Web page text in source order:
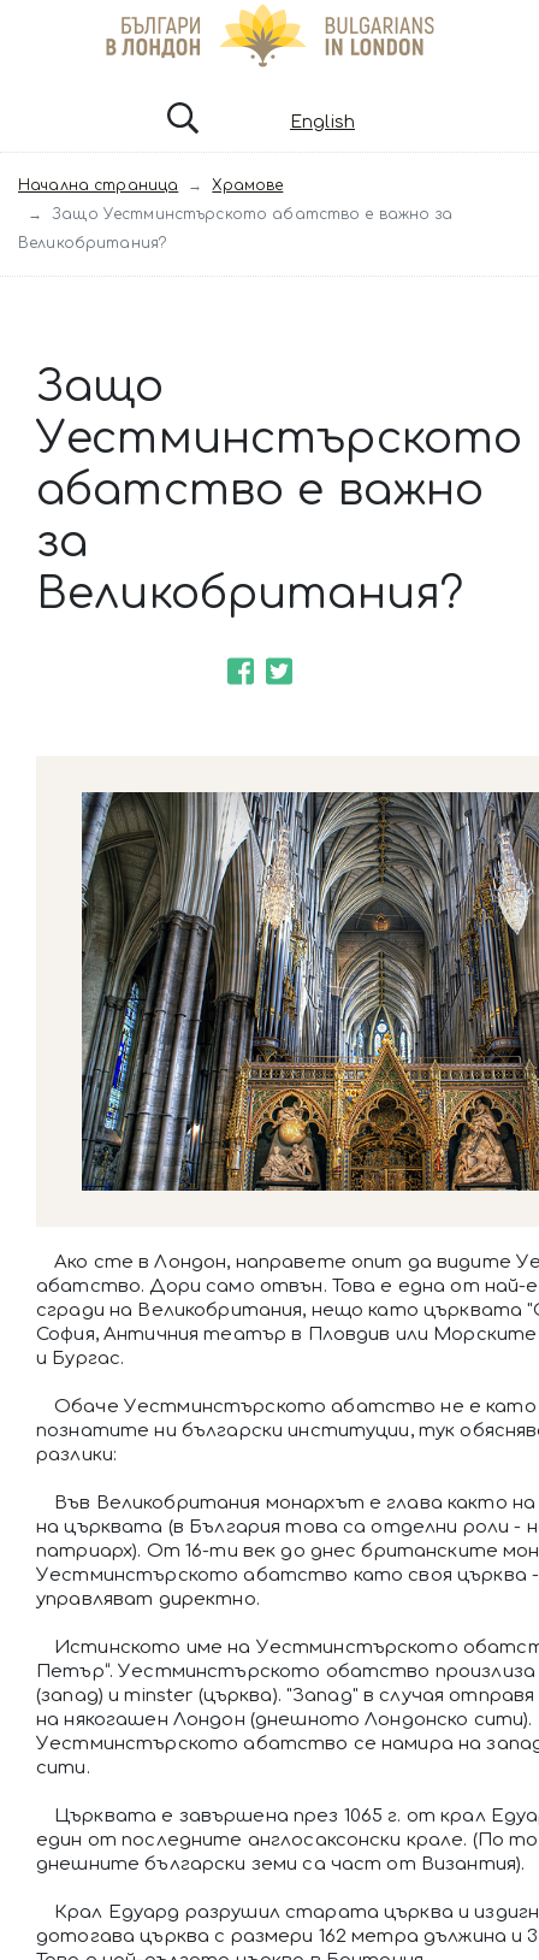
English
Начална страница
Храмове
Защо Уестминстърското абатство е важно за
Великобритания?
Защо
Уестминстърското
абатство е важно
за
Великобритания?
Ако сте в Лондон, направете опит да видите
абатство. Дори само отвън. Това е една от
сгради на Великобритания, нещо като църквата
София, Античния театър в Пловдив или Морските
и Бургас.
Обаче Уестминстърското абатство не е като
познатите ни български институции, тук
разлики:
Във Великобритания монархът е глава както
на църквата (в България това са отделни роли -
патриарх). От 16-ти век до днес британските
Уестминстърското абатство като своя църква
управляват директно.
Истинското име на Уестминстърското
Петър“. Уестминстърското обатство
(запад) и minster (църква). "Запад" в случая
на някогашен Лондон (днешното Лондонско сити).
Уестминстърското абатство се намира на
сити.
Църквата е завършена през 1065 г. от крал
един от последните англосаксонски крале. (По
днешните български земи са част от Византия).
Крал Едуард разрушил старата църква и
дотогава църква с размери 162 метра дължина и